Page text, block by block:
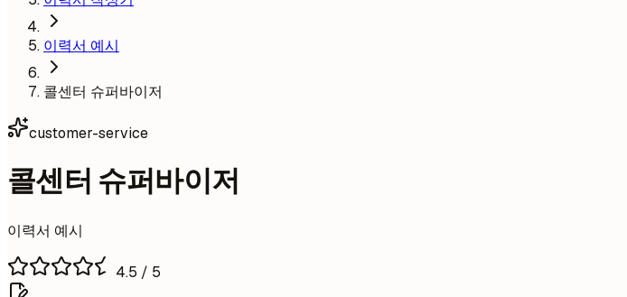
이력서 예시
콜센터 슈퍼바이저
customer-service
콜센터 슈퍼바이저
이력서 예시
4.5 / 5